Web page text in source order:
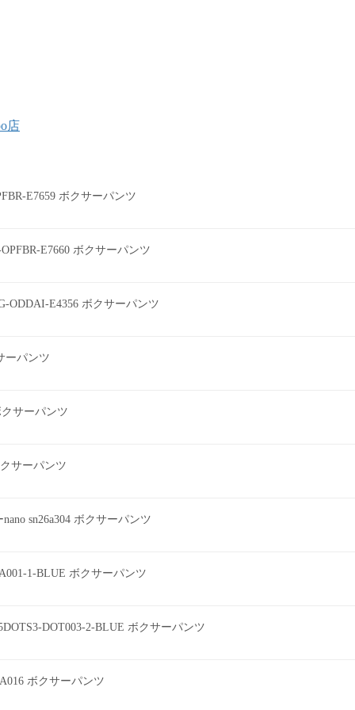
店
E7659 ボクサーパンツ
E7660 ボクサーパンツ
ODDAI-E4356 ボクサーパンツ
ーパンツ
サーパンツ
サーパンツ
sn26a304 ボクサーパンツ
1-BLUE ボクサーパンツ
DOT003-2-BLUE ボクサーパンツ
ボクサーパンツ